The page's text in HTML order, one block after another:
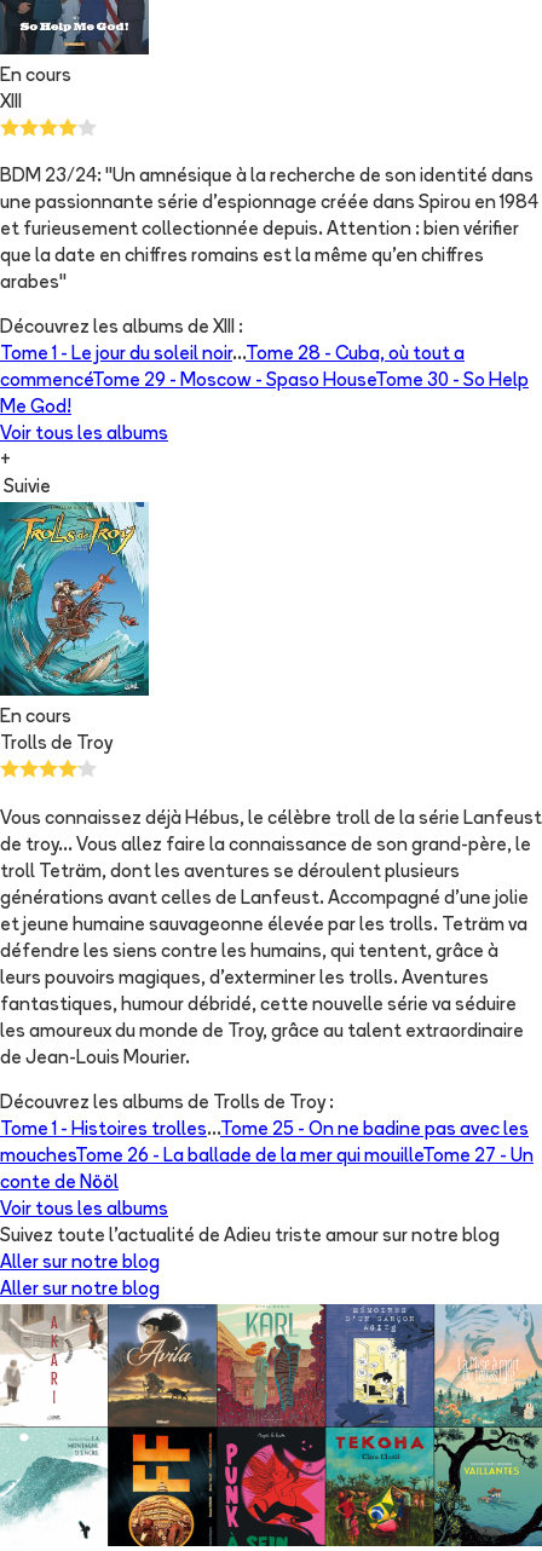
En cours
XIII
BDM 23/24: "Un amnésique à la recherche de son identité dans
une passionnante série d'espionnage créée dans Spirou en 1984
et furieusement collectionnée depuis. Attention : bien vérifier
que la date en chiffres romains est la même qu'en chiffres
arabes"
Découvrez les albums de XIII :
Tome 1 - Le jour du soleil noir...Tome 28 - Cuba, où tout a
commencéTome 29 - Moscow - Spaso HouseTome 30 - So Help
Me God!
Voir tous les albums
+
Suivie
En cours
Trolls de Troy
Vous connaissez déjà Hébus, le célèbre troll de la série Lanfeust
de troy... Vous allez faire la connaissance de son grand-père, le
troll Teträm, dont les aventures se déroulent plusieurs
générations avant celles de Lanfeust. Accompagné d'une jolie
et jeune humaine sauvageonne élevée par les trolls. Teträm va
défendre les siens contre les humains, qui tentent, grâce à
leurs pouvoirs magiques, d'exterminer les trolls. Aventures
fantastiques, humour débridé, cette nouvelle série va séduire
les amoureux du monde de Troy, grâce au talent extraordinaire
de Jean-Louis Mourier.
Découvrez les albums de Trolls de Troy:
Tome 1 - Histoires trolles...Tome 25 - On ne badine pas avec les
mouchesTome 26 - La ballade de la mer qui mouilleTome 27 - Un
conte de Nööl
Voir tous les albums
Suivez toute l'actualité de Adieu triste amour sur notre blog
Aller sur notre blog
Aller sur notre blog